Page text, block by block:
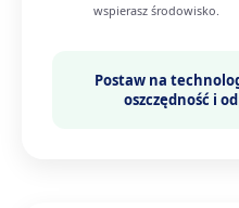
wspierasz środowisko.
Postaw na
oszczędność i